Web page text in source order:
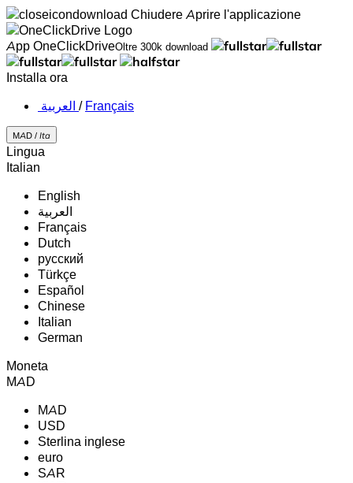
Chiudere Aprire l'applicazione
App OneClickDriveOltre 300k download
Installa ora
‏العربية ‏ / Français
MAD / Ita
Lingua
Italian
English
‏العربية‏
Français
Dutch
русский
Türkçe
Español
Chinese
Italian
German
Moneta
MAD
MAD
USD
Sterlina inglese
euro
SAR